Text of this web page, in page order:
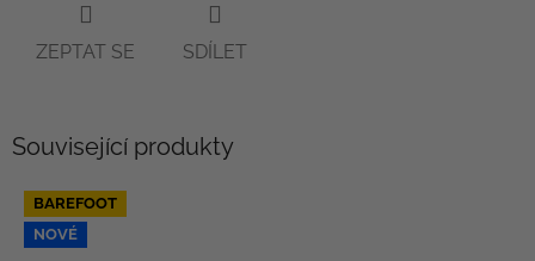
ZEPTAT SE SDÍLET
Související produkty
BAREFOOT
NOVÉ